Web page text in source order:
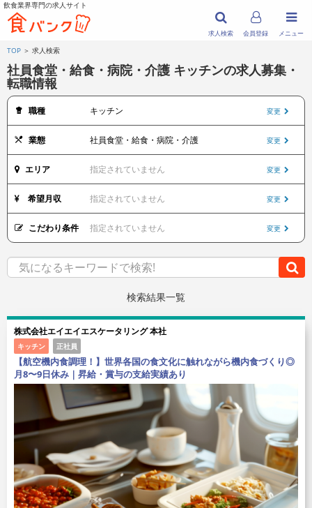
飲食業界専門の求人サイト
メニュー
求人検索 会員登録
TOP ＞ 求人検索
社員食堂・給食・病院・介護 キッチンの求人募集・
転職情報
職種 キッチン 変更
業態 社員食堂・給食・病院・介護 変更
エリア 指定されていません 変更
希望月収 指定されていません 変更
こだわり条件 指定されていません 変更
検索結果一覧
株式会社エイエイエスケータリング 本社
キッチン 正社員
【航空機内食調理！】世界各国の食文化に触れながら機内食づくり◎
月8〜9日休み｜昇給・賞与の支給実績あり